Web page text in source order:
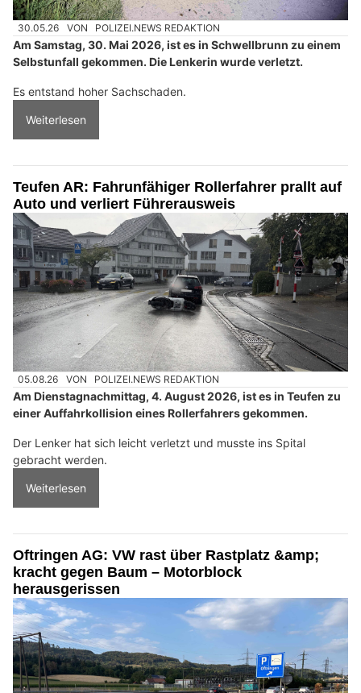
30.05.26 VON POLIZEI.NEWS REDAKTION
Am Samstag, 30. Mai 2026, ist es in Schwellbrunn zu einem
Selbstunfall gekommen. Die Lenkerin wurde verletzt.
Es entstand hoher Sachschaden.
Weiterlesen
Teufen AR: Fahrunfähiger Rollerfahrer prallt auf
Auto und verliert Führerausweis
05.08.26 VON POLIZEI.NEWS REDAKTION
Am Dienstagnachmittag, 4. August 2026, ist es in Teufen zu
einer Auffahrkollision eines Rollerfahrers gekommen.
Der Lenker hat sich leicht verletzt und musste ins Spital
gebracht werden.
Weiterlesen
Oftringen AG: VW rast über Rastplatz &amp;
kracht gegen Baum – Motorblock
herausgerissen